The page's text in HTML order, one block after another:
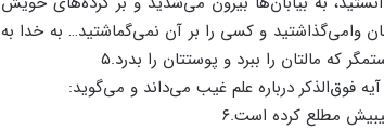
وامی‌گذاشتید و کسی را بر آن نمی‌گماشتید… به خدا به
که مالتان را ببرد و پوستتان را بدرد.۵
مطلع کرده است.۶